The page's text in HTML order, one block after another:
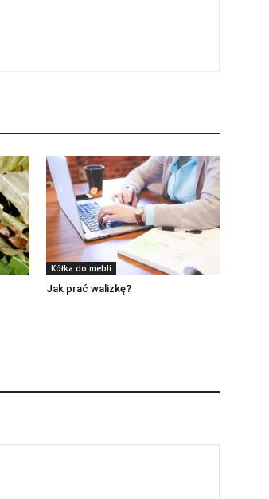
Kółka do mebli
Jak prać walizkę?